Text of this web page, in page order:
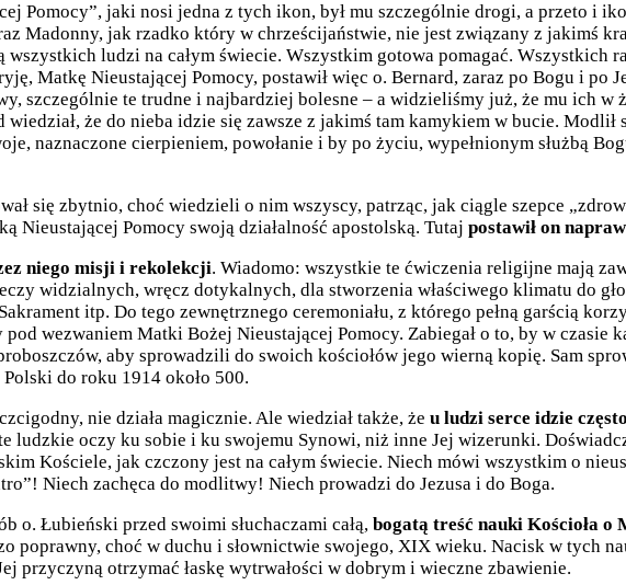
Pomocy”, jaki nosi jedna z tych ikon, był mu szczególnie drogi, a przeto i
Madonny, jak rzadko który w chrześcijaństwie, nie jest związany z jakimś
ludzi na całym świecie. Wszystkim gotowa pomagać. Wszystkich
Matkę Nieustającej Pomocy, postawił więc o. Bernard, zaraz po Bogu i po
szczególnie te trudne i najbardziej bolesne – a widzieliśmy już, że mu ich w
że do nieba idzie się zawsze z jakimś tam kamykiem w bucie. Modlił
naznaczone cierpieniem, powołanie i by po życiu, wypełnionym służbą
się zbytnio, choć wiedzieli o nim wszyscy, patrząc, jak ciągle szepce
Nieustającej Pomocy swoją działalność apostolską. Tutaj postawił on
niego misji i rekolekcji. Wiadomo: wszystkie te ćwiczenia religijne mają
widzialnych, wręcz dotykalnych, dla stworzenia właściwego klimatu do
itp. Do tego zewnętrznego ceremoniału, z którego pełną garścią
wezwaniem Matki Bożej Nieustającej Pomocy. Zabiegał o to, by w czasie
aby sprowadzili do swoich kościołów jego wierną kopię. Sam
do roku 1914 około 500.
nie działa magicznie. Ale wiedział także, że u ludzi serce idzie
ludzkie oczy ku sobie i ku swojemu Synowi, niż inne Jej wizerunki.
Kościele, jak czczony jest na całym świecie. Niech mówi wszystkim o
Niech zachęca do modlitwy! Niech prowadzi do Jezusa i do Boga.
o. Łubieński przed swoimi słuchaczami całą, bogatą treść nauki Kościoła o
poprawny, choć w duchu i słownictwie swojego, XIX wieku. Nacisk w tych
przyczyną otrzymać łaskę wytrwałości w dobrym i wieczne zbawienie.